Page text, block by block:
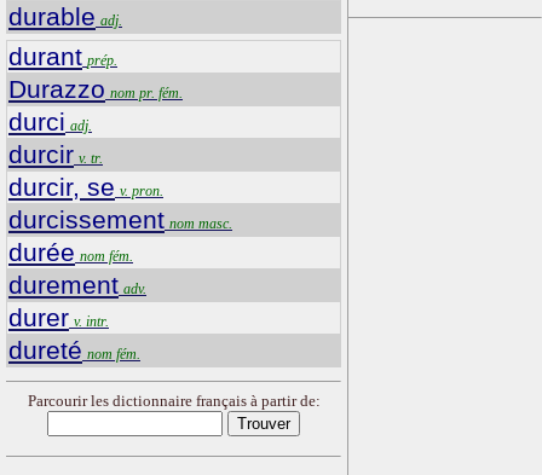
durable adj.
durant prép.
Durazzo nom pr. fém.
durci adj.
durcir v. tr.
durcir, se v. pron.
durcissement nom masc.
durée nom fém.
durement adv.
durer v. intr.
dureté nom fém.
Parcourir les dictionnaire français à partir de: